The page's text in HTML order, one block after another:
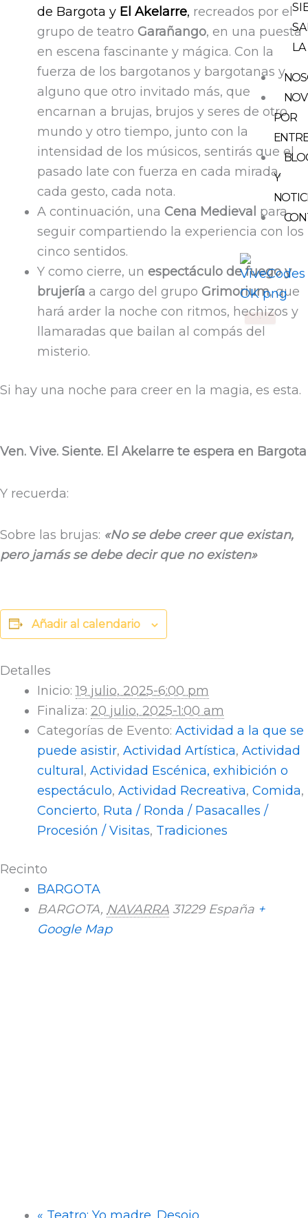
POR
Y
de Bargota y El Akelarre, recreados por el
grupo de teatro Garañango, en una puesta
en escena fascinante y mágica. Con la
fuerza de los bargotanos y bargotanas y
alguno que otro invitado más, que
encarnan a brujas, brujos y seres de otro
mundo y otro tiempo, junto con la
intensidad de los músicos, sentirás que el
pasado late con fuerza en cada mirada,
cada gesto, cada nota.
A continuación, una Cena Medieval para
seguir compartiendo la experiencia con los
cinco sentidos.
Y como cierre, un espectáculo de fuego y
brujería a cargo del grupo Grimorium, que
hará arder la noche con ritmos, hechizos y
llamaradas que bailan al compás del
misterio.
Si hay una noche para creer en la magia, es esta.
Ven. Vive. Siente. El Akelarre te espera en Bargota
Y recuerda:
Sobre las brujas: «No se debe creer que existan,
pero jamás se debe decir que no existen»
Añadir al calendario
Detalles
Inicio: 19 julio, 2025-6:00 pm
Finaliza: 20 julio, 2025-1:00 am
Categorías de Evento: Actividad a la que se
puede asistir, Actividad Artística, Actividad
cultural , Actividad Escénica, exhibición o
espectáculo, Actividad Recreativa, Comida,
Concierto, Ruta / Ronda / Pasacalles /
Procesión / Visitas, Tradiciones
Recinto
BARGOTA
BARGOTA, NAVARRA 31229 España +
Google Map